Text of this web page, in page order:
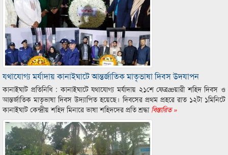
যথাযোগ্য মর্যাদায় কানাইঘাটে আন্তর্জাতিক মাতৃভাষা দিবস উদযাপন
কানাইঘাট প্রতিনিধি : কানাইঘাটে যথাযোগ্য মর্যাদায় ২১শে ফেব্রæয়ারী শহিদ দিবস ও
আন্তর্জাতিক মাতৃভাষা দিবস উদ্যাপিত হয়েছে। দিবসের প্রথম প্রহরে রাত ১২টা ১মিনিটে
কানাইঘাট কেন্দ্রীয় শহিদ মিনারে ভাষা শহিদদের প্রতি শ্রদ্ধাবিস্তারিত »